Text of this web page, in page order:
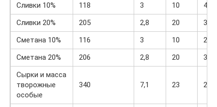
Сливки 10%
118 3 10
4
Сливки 20%
205 2,8 20
3,6
Сметана 10%
116 3 10
2,9
Сметана 20%
206 2,8 20
3,2
Сырки и масса
творожные
особые
340 7,1 23 27,5